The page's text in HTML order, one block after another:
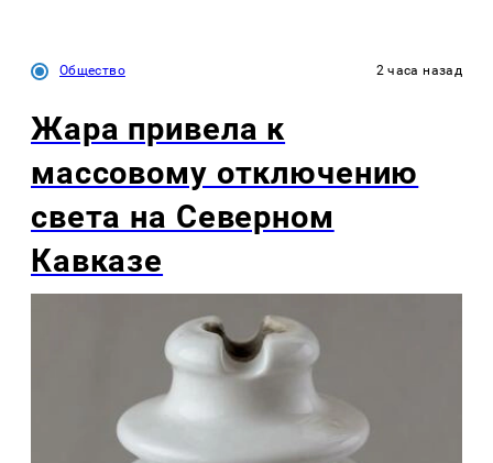
Общество 2 часа назад
Жара привела к
массовому отключению
света на Северном
Кавказе